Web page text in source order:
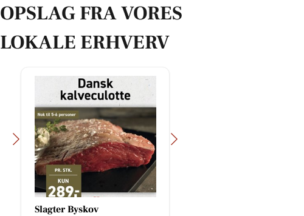
OPSLAG FRA VORES
LOKALE ERHVERV
Slagter Byskov